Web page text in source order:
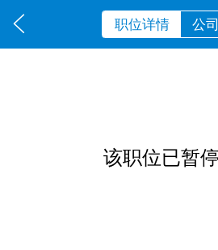
职位详情 公
该职位已暂